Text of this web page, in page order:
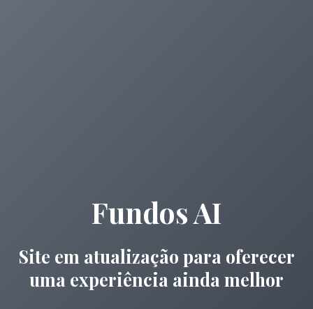
Fundos AI
Site em atualização para oferecer
uma experiência ainda melhor